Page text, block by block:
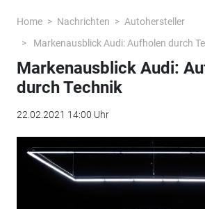
Home Nachrichten
Autohersteller
Markenausblick Audi: Aufholen durch
Markenausblick Audi:
durch Technik
22.02.2021 14:00 Uhr